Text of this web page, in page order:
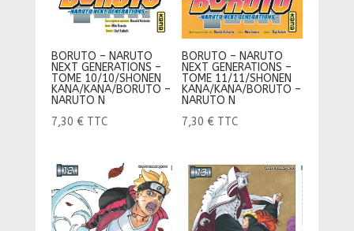
BORUTO – NARUTO
NEXT GENERATIONS –
TOME 10/10/SHONEN
KANA/KANA/BORUTO –
NARUTO N
7,30 € TTC
BORUTO – NARUTO
NEXT GENERATIONS –
TOME 11/11/SHONEN
KANA/KANA/BORUTO –
NARUTO N
7,30 € TTC